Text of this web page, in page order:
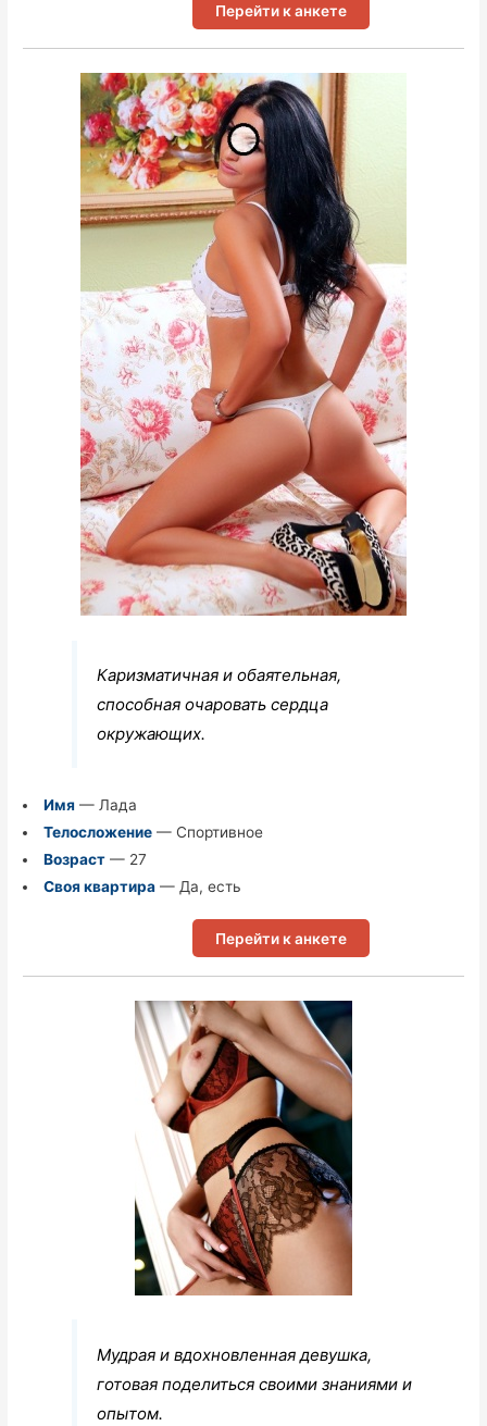
Перейти к анкете
Каризматичная и обаятельная,
способная очаровать сердца
окружающих.
Имя— Лада
Телосложение— Спортивное
Возраст— 27
Своя квартира— Да, есть
Перейти к анкете
Мудрая и вдохновленная девушка,
готовая поделиться своими знаниями и
опытом.